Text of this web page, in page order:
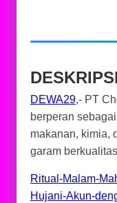
DESKRIPSI
DEWA29,- PT
berperan
makanan, kimia,
garam
Ritual-Malam-
Hujani-Akun-